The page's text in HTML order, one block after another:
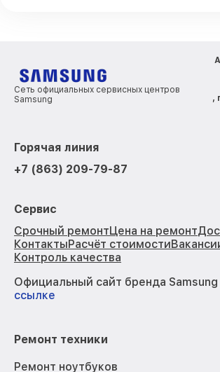
Сеть официальных сервисных центров
Samsung
,
Горячая линия
+7 (863) 209-79-87
Сервис
Срочный ремонтЦена на ремонт
КонтактыРасчёт стоимости
Контроль качества
Официальный сайт бренда Samsung
ссылке
Ремонт техники
Ремонт ноутбуков